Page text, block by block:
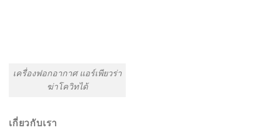
เครื่องฟอกอากาศ แอร์เพียวร่า
ฆ่าโควิทได้
เกี่ยวกับเรา